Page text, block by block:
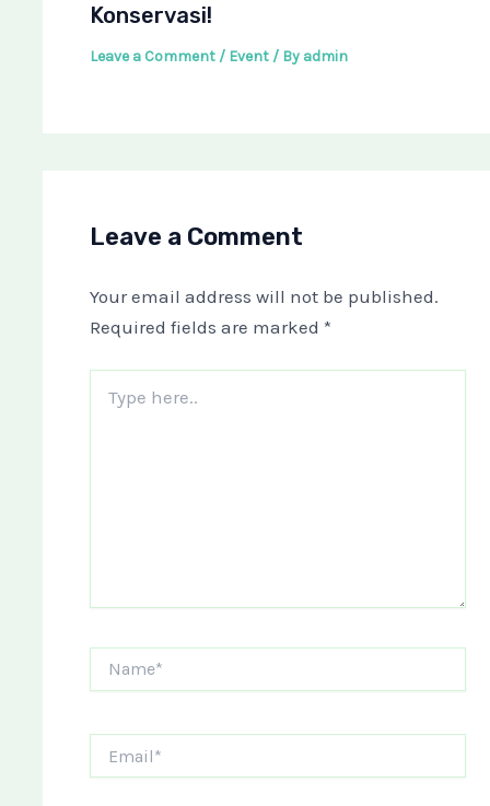
Konservasi!
Leave a Comment / Event/ By admin
Leave a Comment
Your email address will not be published.
Required fields are marked *
here..